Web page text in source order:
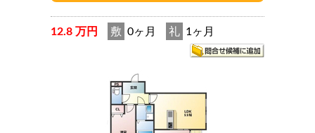
12.8 万円 敷 0ヶ月 礼 1ヶ月